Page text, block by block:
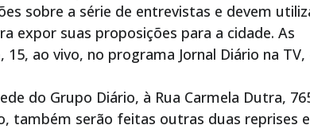
sobre a série de entrevistas e devem
expor suas proposições para a cidade. As
ao vivo, no programa Jornal Diário na TV,
do Grupo Diário, à Rua Carmela Dutra,
também serão feitas outras duas reprises